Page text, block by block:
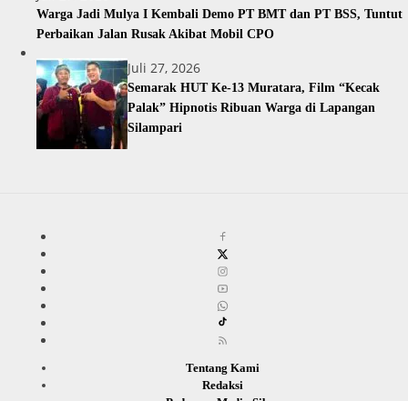
Warga Jadi Mulya I Kembali Demo PT BMT dan PT BSS, Tuntut
Perbaikan Jalan Rusak Akibat Mobil CPO
Juli 27, 2026
Semarak HUT Ke-13 Muratara, Film “Kecak
Palak” Hipnotis Ribuan Warga di Lapangan
Silampari
Tentang Kami
Redaksi